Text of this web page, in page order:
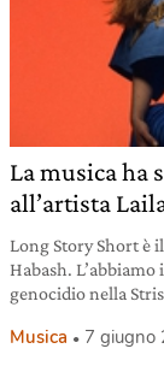
La musica ha
all’artista
Long Story Short è
Habash.
genocidio nella
Musica 7 giugno